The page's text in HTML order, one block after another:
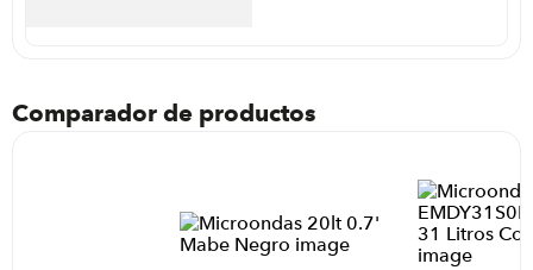
Comparador de productos